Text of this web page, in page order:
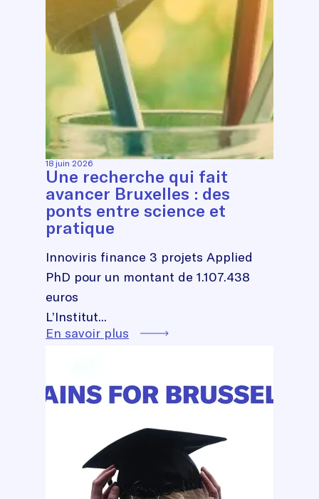
18 juin 2026
Une recherche qui fait
avancer Bruxelles : des
ponts entre science et
pratique
Innoviris finance 3 projets Applied
PhD pour un montant de 1.107.438
euros
L’Institut...
En savoir plus